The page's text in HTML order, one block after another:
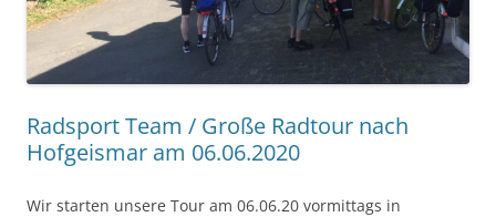
Radsport Team / Große Radtour nach
Hofgeismar am 06.06.2020
Wir starten unsere Tour am 06.06.20 vormittags in